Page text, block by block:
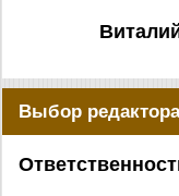
Выбор редактора